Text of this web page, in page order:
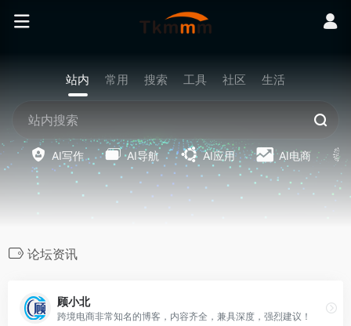
站内 常用 搜索 工具 社区 生活
AI写作 AI导航 AI应用 AI电商
论坛资讯
顾小北
跨境电商非常知名的博客，内容齐全，兼具深度，强烈建议！